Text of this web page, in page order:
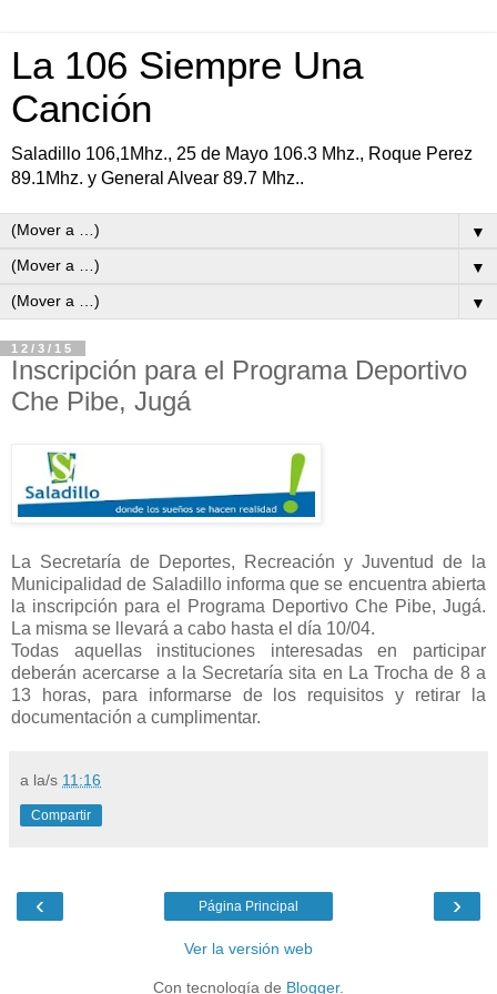
La 106 Siempre Una
Canción
Saladillo 106,1Mhz., 25 de Mayo 106.3 Mhz., Roque Perez
89.1Mhz. y General Alvear 89.7 Mhz..
▼
▼
▼
12/3/15
Inscripción para el Programa Deportivo
Che Pibe, Jugá
La Secretaría de Deportes, Recreación y Juventud de la
Municipalidad de Saladillo informa que se encuentra abierta
la inscripción para el Programa Deportivo Che Pibe, Jugá.
La misma se llevará a cabo hasta el día 10/04.
Todas aquellas instituciones interesadas en participar
deberán acercarse a la Secretaría sita en La Trocha de 8 a
13 horas, para informarse de los requisitos y retirar la
documentación a cumplimentar.
a la/s 11:16
Compartir
‹ ›
Página Principal
Ver la versión web
Con tecnología de Blogger.